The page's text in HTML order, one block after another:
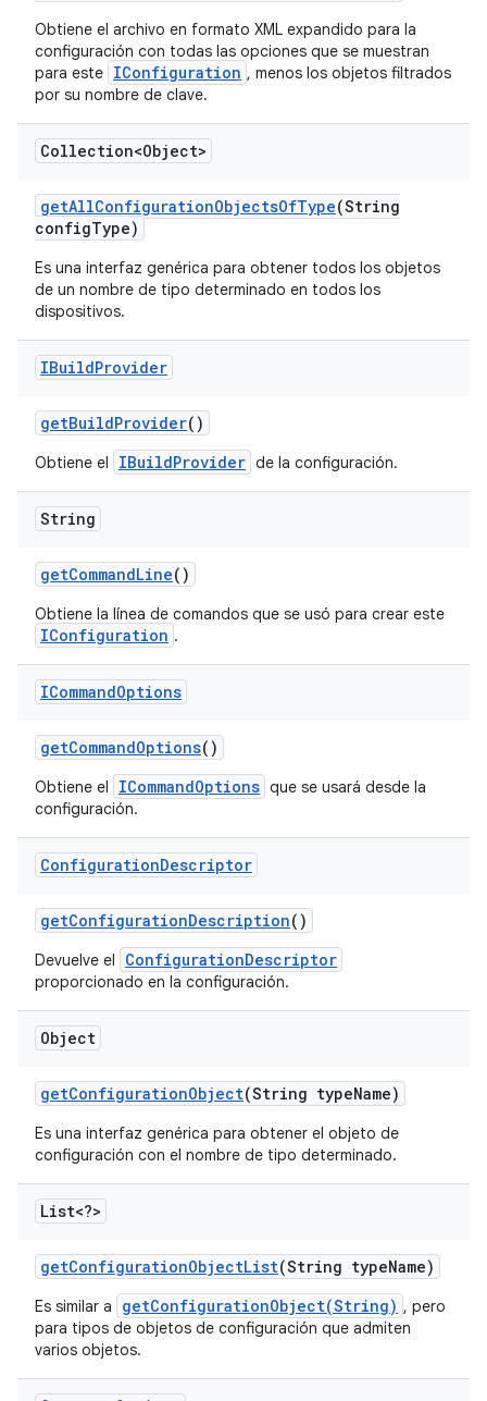
Obtiene el archivo en formato XML expandido para la
configuración con todas las opciones que se muestran
para este IConfiguration , menos los objetos filtrados
por su nombre de clave.
Collection<Object>
getAllConfigurationObjectsOfType(String
configType)
Es una interfaz genérica para obtener todos los objetos
de un nombre de tipo determinado en todos los
dispositivos.
IBuildProvider
getBuildProvider()
Obtiene el IBuildProvider de la configuración.
String
getCommandLine()
Obtiene la línea de comandos que se usó para crear este
IConfiguration .
ICommandOptions
getCommandOptions()
Obtiene el ICommandOptions que se usará desde la
configuración.
ConfigurationDescriptor
getConfigurationDescription()
Devuelve el ConfigurationDescriptor
proporcionado en la configuración.
Object
getConfigurationObject(String typeName)
Es una interfaz genérica para obtener el objeto de
configuración con el nombre de tipo determinado.
List<?>
getConfigurationObjectList(String typeName)
Es similar a getConfigurationObject(String) , pero
para tipos de objetos de configuración que admiten
varios objetos.